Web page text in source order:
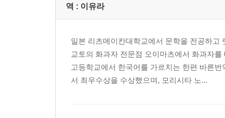
역 : 이유라
일본 리츠메이칸대학교에서 문학을 전공하
교토의 화과자 전문점 오이마츠에서 화과자
고등학교에서 한국어를 가르치는 한편 바른
서 최우수상을 수상했으며, 모리시타 노...